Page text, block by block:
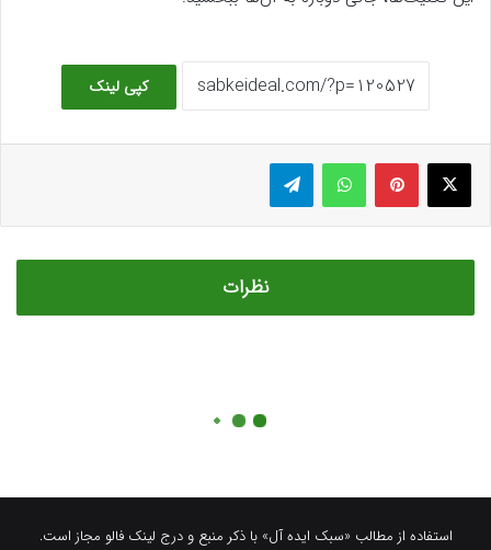
استفاده از مطالب «سبک ایده آل» با ذکر منبع و درج لینک فالو مجاز است.